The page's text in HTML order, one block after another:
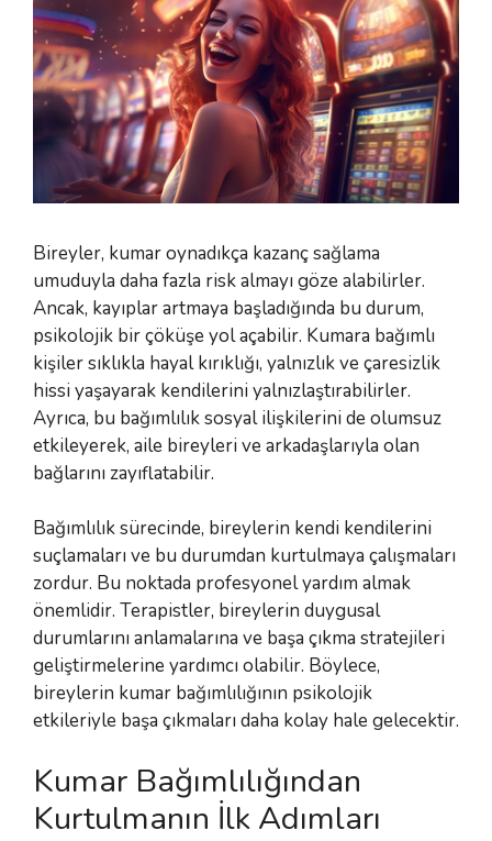
Bireyler, kumar oynadıkça kazanç sağlama
umuduyla daha fazla risk almayı göze alabilirler.
Ancak, kayıplar artmaya başladığında bu durum,
psikolojik bir çöküşe yol açabilir. Kumara bağımlı
kişiler sıklıkla hayal kırıklığı, yalnızlık ve çaresizlik
hissi yaşayarak kendilerini yalnızlaştırabilirler.
Ayrıca, bu bağımlılık sosyal ilişkilerini de olumsuz
etkileyerek, aile bireyleri ve arkadaşlarıyla olan
bağlarını zayıflatabilir.
Bağımlılık sürecinde, bireylerin kendi kendilerini
suçlamaları ve bu durumdan kurtulmaya çalışmaları
zordur. Bu noktada profesyonel yardım almak
önemlidir. Terapistler, bireylerin duygusal
durumlarını anlamalarına ve başa çıkma stratejileri
geliştirmelerine yardımcı olabilir. Böylece,
bireylerin kumar bağımlılığının psikolojik
etkileriyle başa çıkmaları daha kolay hale gelecektir.
Kumar Bağımlılığından
Kurtulmanın İlk Adımları